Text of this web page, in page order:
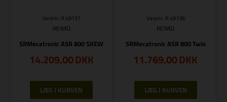
Varenr.: R 49137
REIMO
SRMecatronic ASR 800 SKEW
14.209,00DKK
Varenr.: R 49136
REIMO
SRMecatronic ASR 800 Twin
11.769,00DKK